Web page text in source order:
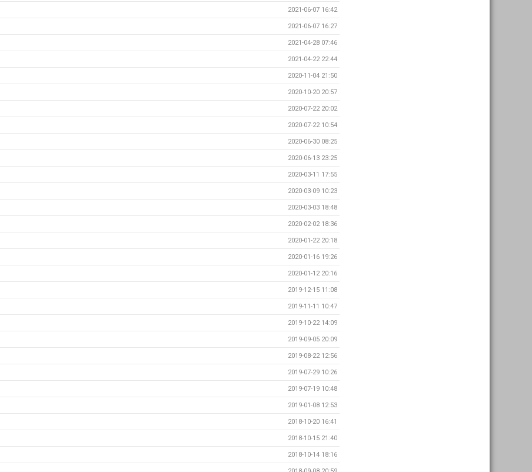
2021-06-07 16:42
2021-06-07 16:27
2021-04-28 07:46
2021-04-22 22:44
2020-11-04 21:50
2020-10-20 20:57
2020-07-22 20:02
2020-07-22 10:54
2020-06-30 08:25
2020-06-13 23:25
2020-03-11 17:55
2020-03-09 10:23
2020-03-03 18:48
2020-02-02 18:36
2020-01-22 20:18
2020-01-16 19:26
2020-01-12 20:16
2019-12-15 11:08
2019-11-11 10:47
2019-10-22 14:09
2019-09-05 20:09
2019-08-22 12:56
2019-07-29 10:26
2019-07-19 10:48
2019-01-08 12:53
2018-10-20 16:41
2018-10-15 21:40
2018-10-14 18:16